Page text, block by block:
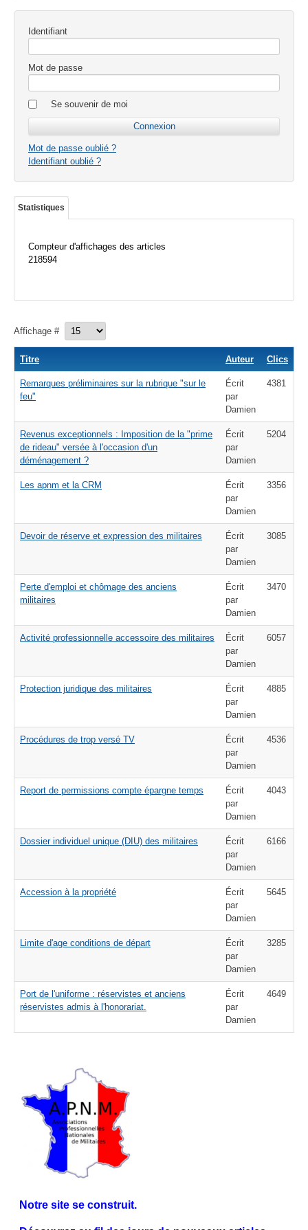
Identifiant
Mot de passe
Se souvenir de moi
Mot de passe oublié ?
Identifiant oublié ?
Statistiques
Compteur d'affichages des articles
218594
Affichage #
Titre Auteur Clics
Remarques préliminaires sur la rubrique "sur le
feu"
Écrit
par
Damien
4381
Revenus exceptionnels : Imposition de la "prime
de rideau" versée à l'occasion d'un
déménagement ?
Écrit
par
Damien
5204
Les apnm et la CRM
Écrit
par
Damien
3356
Devoir de réserve et expression des militaires
Écrit
par
Damien
3085
Perte d'emploi et chômage des anciens
militaires
Écrit
par
Damien
3470
Activité professionnelle accessoire des militaires
Écrit
par
Damien
6057
Protection juridique des militaires
Écrit
par
Damien
4885
Procédures de trop versé TV
Écrit
par
Damien
4536
Report de permissions compte épargne temps
Écrit
par
Damien
4043
Dossier individuel unique (DIU) des militaires
Écrit
par
Damien
6166
Accession à la propriété
Écrit
par
Damien
5645
Limite d'age conditions de départ
Écrit
par
Damien
3285
Port de l'uniforme : réservistes et anciens
réservistes admis à l'honorariat.
Écrit
par
Damien
4649
Notre site se construit.